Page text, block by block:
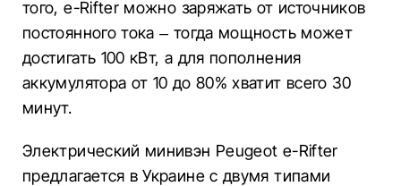
того, e-Rifter можно заряжать от источников
постоянного тока – тогда мощность может
достигать 100 кВт, а для пополнения
аккумулятора от 10 до 80% хватит всего 30
минут.
Электрический минивэн Peugeot e-Rifter
предлагается в Украине с двумя типами